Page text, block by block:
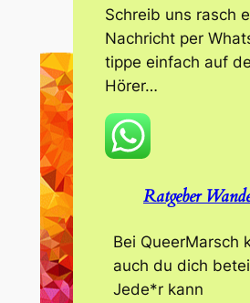
Schreib uns rasch
Nachricht per
tippe einfach auf
Hörer…
Ratgeber
Bei QueerMarsch
auch du dich
Jede*r kann